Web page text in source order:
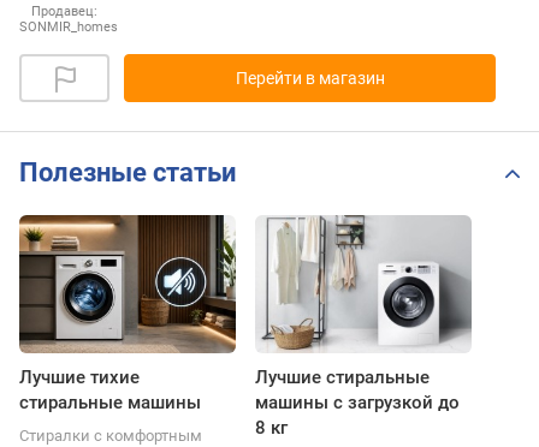
Продавец:
SONMIR_homes
Перейти в магазин
Полезные статьи
Лучшие тихие
стиральные машины
Стиралки с комфортным
Лучшие стиральные
машины с загрузкой до
8 кг